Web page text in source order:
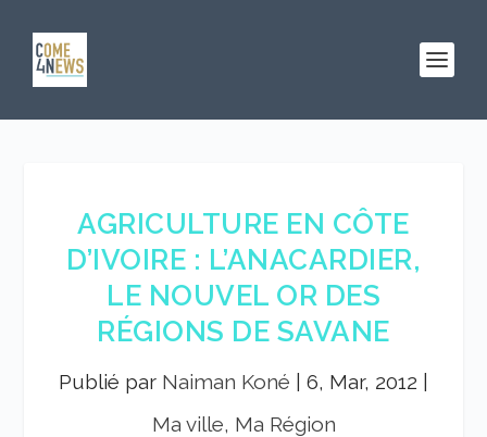
AGRICULTURE EN CÔTE
D’IVOIRE : L’ANACARDIER,
LE NOUVEL OR DES
RÉGIONS DE SAVANE
Publié par Naiman Koné 6, Mar, 2012
Ma ville, Ma Région